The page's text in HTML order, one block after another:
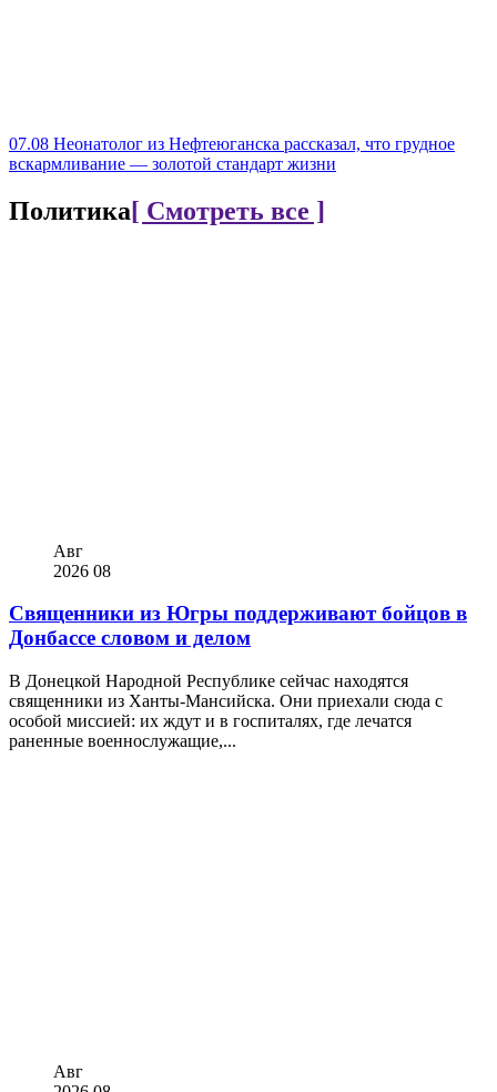
07.08 Неонатолог из Нефтеюганска рассказал, что грудное
вскармливание — золотой стандарт жизни
Политика[ Смотреть все ]
Авг
2026 08
Священники из Югры поддерживают бойцов в
Донбассе словом и делом
В Донецкой Народной Республике сейчас находятся
священники из Ханты-Мансийска. Они приехали сюда с
особой миссией: их ждут и в госпиталях, где лечатся
раненные военнослужащие,...
Авг